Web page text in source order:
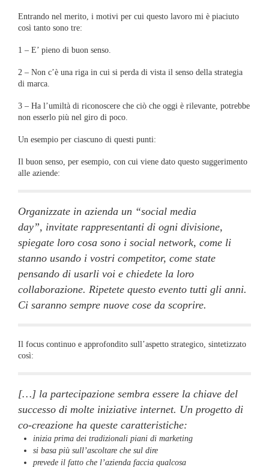
Entrando nel merito, i motivi per cui questo lavoro mi è piaciuto
così tanto sono tre:
1 – E’ pieno di buon senso.
2 – Non c’è una riga in cui si perda di vista il senso della strategia
di marca.
3 – Ha l’umiltà di riconoscere che ciò che oggi è rilevante, potrebbe
non esserlo più nel giro di poco.
Un esempio per ciascuno di questi punti:
Il buon senso, per esempio, con cui viene dato questo suggerimento
alle aziende:
Organizzate in azienda un “social media
day”, invitate rappresentanti di ogni divisione,
spiegate loro cosa sono i social network, come li
stanno usando i vostri competitor, come state
pensando di usarli voi e chiedete la loro
collaborazione. Ripetete questo evento tutti gli anni.
Ci saranno sempre nuove cose da scoprire.
Il focus continuo e approfondito sull’aspetto strategico, sintetizzato
così:
[…] la partecipazione sembra essere la chiave del
successo di molte iniziative internet. Un progetto di
co-creazione ha queste caratteristiche:
inizia prima dei tradizionali piani di marketing
si basa più sull’ascoltare che sul dire
prevede il fatto che l’azienda faccia qualcosa